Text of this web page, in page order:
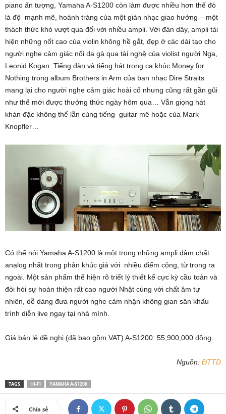
piano ấn tượng, Yamaha A-S1200 còn làm được nhiều hơn thế đó
là độ mạnh mẽ, hoành tráng của một giàn nhạc giao hưởng – một
thách thức khó vượt qua đối với nhiều ampli. Với đàn dây, ampli tái
hiện những nốt cao của violin không hề gắt, đẹp ở các dải tạo cho
người nghe cảm giác nổi da gà qua tài nghệ của violist người Nga,
Leonid Kogan. Tiếng đàn và tiếng hát trong ca khúc Money for
Nothing trong album Brothers in Arm của ban nhạc Dire Straits
mang lại cho người nghe cảm giác hoài cổ nhưng cũng rất gần gũi
như thể mới được thưởng thức ngày hôm qua… Vẫn giọng hát
khàn đặc không thể lẫn cùng tiếng guitar mê hoặc của Mark
Knopfler…
Có thể nói Yamaha A-S1200 là một trong những ampli đậm chất
analog nhất trong phân khúc giá với nhiều điểm cộng, từ trong ra
ngoài. Một sản phẩm thể hiện rõ triết lý thiết kế cực kỳ cầu toàn và
đòi hỏi sự hoàn thiện rất cao người Nhật cùng với chất âm tự
nhiên, dễ dàng đưa người nghe cảm nhận không gian sân khấu
trình diễn live ngay tại nhà mình.
Giá bán lẻ đề nghị (đã bao gồm VAT) A-S1200: 55,900,000 đồng.
Nguồn: ĐTTD
TAGS HI-FI YAMAHA A-S1200
Chia sẻ